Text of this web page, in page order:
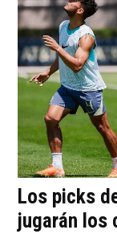
Los picks
jugarán los